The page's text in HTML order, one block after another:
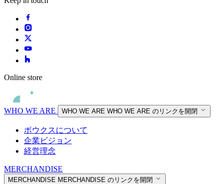
Online store
WHO WE ARE WHO WE ARE WHO WE ARE のリンクを開閉
ボウクスについて
企業ビジョン
経営理念
MERCHANDISE
MERCHANDISE MERCHANDISE のリンクを開閉